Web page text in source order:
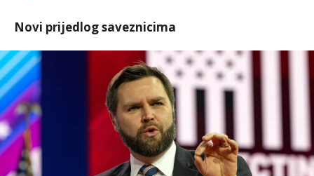
Novi prijedlog saveznicima